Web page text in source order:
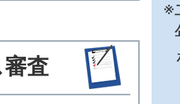
審査
※